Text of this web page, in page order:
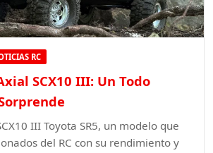
RC
SCX10 III: Un Todo
III Toyota SR5, un modelo que
del RC con su rendimiento y